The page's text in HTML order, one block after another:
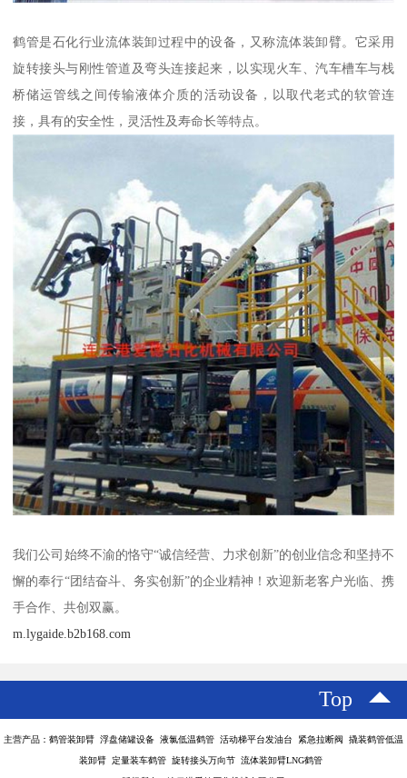
鹤管是石化行业流体装卸过程中的设备，又称流体装卸臂。它采用
旋转接头与刚性管道及弯头连接起来，以实现火车、汽车槽车与栈
桥储运管线之间传输液体介质的活动设备，以取代老式的软管连
接，具有的安全性，灵活性及寿命长等特点。
我们公司始终不渝的恪守“诚信经营、力求创新”的创业信念和坚持不
懈的奉行“团结奋斗、务实创新”的企业精神！欢迎新老客户光临、携
手合作、共创双赢。
m.lygaide.b2b168.com
Top
主营产品：鹤管装卸臂 浮盘储罐设备 液氯低温鹤管 活动梯平台发油台 紧急拉断阀 撬装鹤管低温
装卸臂 定量装车鹤管 旋转接头万向节 流体装卸臂LNG鹤管